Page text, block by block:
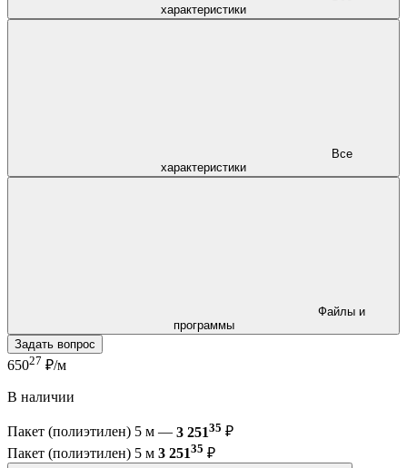
характеристики
характеристики
программы
Задать вопрос
65027 ₽/м
В наличии
Пакет (полиэтилен) 5 м — 3 25135 ₽
Пакет (полиэтилен) 5 м 3 25135 ₽